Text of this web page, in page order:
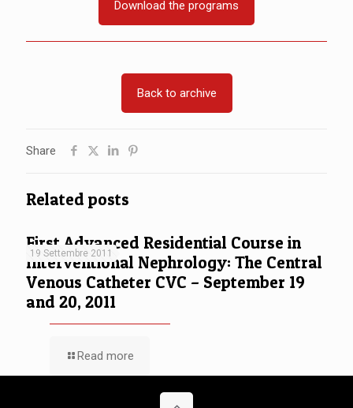
Download the programs
Back to archive
Share
Related posts
19 Settembre 2011
First Advanced Residential Course in
Interventional Nephrology: The Central
Venous Catheter CVC – September 19
and 20, 2011
Read more